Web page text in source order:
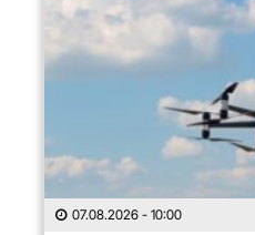
07.08.2026 - 10:00